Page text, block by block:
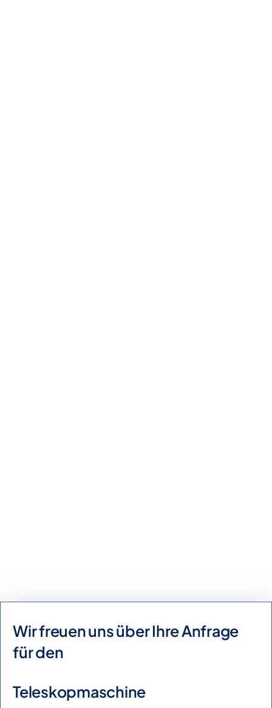
Wir freuen uns über Ihre Anfrage
für den
Teleskopmaschine